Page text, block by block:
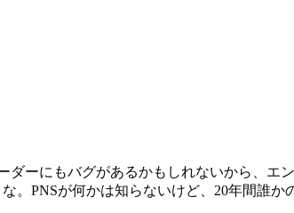
ーにもバグがあるかもしれないから、エ
PNSが何かは知らないけど、20年間誰か